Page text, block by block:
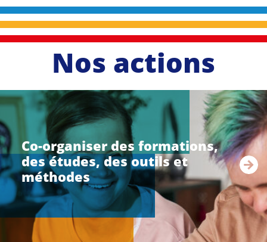
Nos actions
Co-organiser des formations,
des études, des outils et
méthodes
li
r
e
a
u
i
t
e